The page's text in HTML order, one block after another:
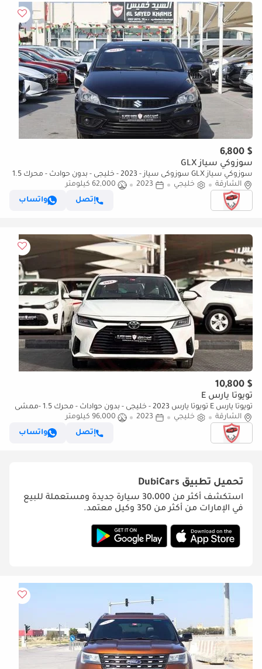
$ 6,800
سوزوكي سياز GLX
سوزوكي سياز GLX سوزوكى سياز - 2023 - خليجى - بدون حوادث - محرك 1.5
- بحاله ممتازه
الشارقة خليجي 2023
62,000 كيلومتر
إتصل
واتساب
$ 10,800
تويوتا يارس E
تويوتا يارس E تويوتا يارس 2023 - خليجى - بدون حواداث - محرك 1.5 -ممشى
قليل- بحاله ممتازه
الشارقة خليجي 2023
96,000 كيلومتر
إتصل
واتساب
تحميل تطبيق DubiCars
استكشف أكثر من 30،000 سيارة جديدة ومستعملة للبيع
في الإمارات من أكثر من 350 وكيل معتمد.